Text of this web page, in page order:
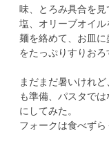
味、とろみ具合を見
塩、オリーブオイル
麺を絡めて、お皿
をたっぷりすりおろ
まだまだ暑いけれ
も準備、パスタで
にしてみた。
フォークは食べずら